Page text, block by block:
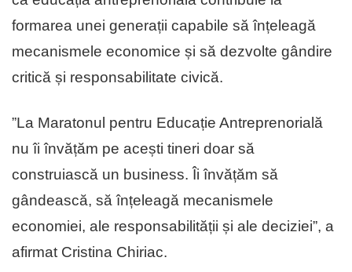
formarea unei generații capabile să înțeleagă
mecanismele economice și să dezvolte gândire
critică și responsabilitate civică.
”La Maratonul pentru Educație Antreprenorială
nu îi învățăm pe acești tineri doar să
construiască un business. Îi învățăm să
gândească, să înțeleagă mecanismele
economiei, ale responsabilității și ale deciziei”, a
afirmat Cristina Chiriac.